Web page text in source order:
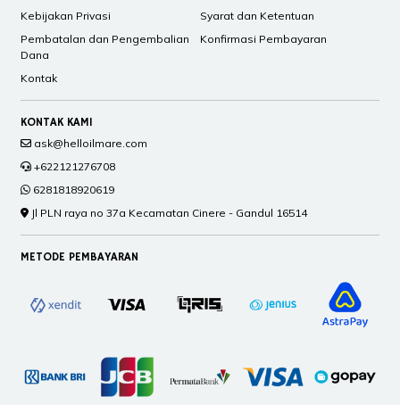
Kebijakan Privasi
Syarat dan Ketentuan
Pembatalan dan Pengembalian
Dana
Konfirmasi Pembayaran
Kontak
KONTAK KAMI
ask@helloilmare.com
+622121276708
6281818920619
Jl PLN raya no 37a Kecamatan Cinere - Gandul 16514
METODE PEMBAYARAN